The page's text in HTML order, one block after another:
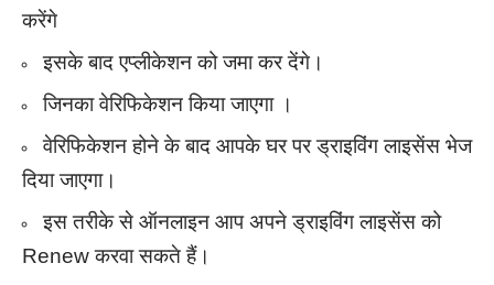
करेंगे
इसके बाद एप्लीकेशन को जमा कर देंगे।
जिनका वेरिफिकेशन किया जाएगा ।
वेरिफिकेशन होने के बाद आपके घर पर ड्राइविंग लाइसेंस भेज
दिया जाएगा।
इस तरीके से ऑनलाइन आप अपने ड्राइविंग लाइसेंस को
Renew करवा सकते हैं।